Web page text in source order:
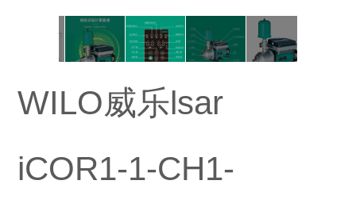
WILO威乐lsar
iCOR1-1-CH1-